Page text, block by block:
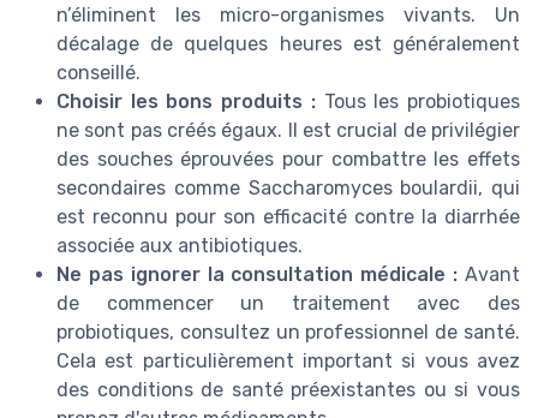
n’éliminent les micro-organismes vivants. Un
décalage de quelques heures est généralement
conseillé.
Choisir les bons produits :Tous les probiotiques
ne sont pas créés égaux. Il est crucial de privilégier
des souches éprouvées pour combattre les effets
secondaires comme Saccharomyces boulardii, qui
est reconnu pour son efficacité contre la diarrhée
associée aux antibiotiques.
Ne pas ignorer la consultation médicale : Avant
de commencer un traitement avec des
probiotiques, consultez un professionnel de santé.
Cela est particulièrement important si vous avez
des conditions de santé préexistantes ou si vous